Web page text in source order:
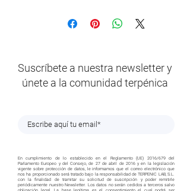
Suscríbete a nuestra newsletter y
únete a la comunidad terpénica
En cumplimiento de lo establecido en el Reglamento (UE) 2016/679 del
Parlamento Europeo y del Consejo, de 27 de abril de 2016 y en la legislación
vigente sobre protección de datos, le informamos que el correo electrónico que
nos ha proporcionado será tratado bajo la responsabilidad de TERPENIC LAB, S.L.
con la finalidad de tramitar su solicitud de suscripción y poder remitirle
periódicamente nuestro Newsletter. Los datos no serán cedidos a terceros salvo